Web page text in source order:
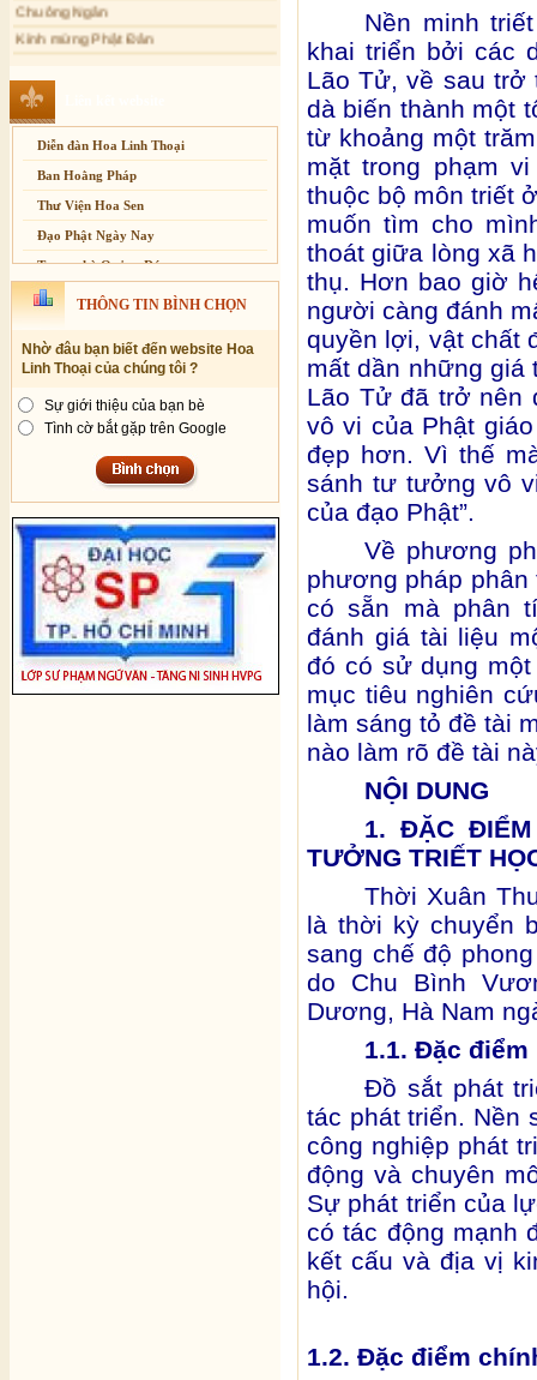
Tịnh xá Ngọc Đăng khai giảng Thiền
dành cho Người bận rộn
Kính mừng Phật Đản
Anh không chết đâu em
Diễn đàn Hoa Linh Thoại
Ban Hoằng Pháp
Thư Viện Hoa Sen
Đạo Phật Ngày Nay
Trang nhà Quảng Đức
Báo Giác Ngộ
THÔNG TIN BÌNH CHỌN
Nhờ đâu bạn biết đến website Hoa
Linh Thoại của chúng tôi ?
Sự giới thiệu của bạn bè
Tình cờ bắt gặp trên Google
Nền minh
khai triển bởi các
Lão Tử, về sau trở
dà biến thành một
từ khoảng một
mặt trong phạm
thuộc bộ môn triết
muốn tìm cho
thoát giữa lòng xã
thụ. Hơn bao giờ
người càng đánh
quyền lợi, vật chất
mất dần những giá
Lão Tử đã trở nên
vô vi của Phật
đẹp hơn. Vì thế
sánh tư tưởng vô
của đạo Phật”.
Về phương
phương pháp
có sẵn mà phân
đánh giá tài liệu
đó có sử dụng
mục tiêu nghiên
làm sáng tỏ đề tài
nào làm rõ đề tài
NỘI DUNG
1. ĐẶC
TƯỞNG TRIẾT
Thời Xuân
là thời kỳ chuyển
sang chế độ
do Chu Bình
Dương, Hà Nam
1.1. Đặc điểm
Đồ sắt phát
tác phát triển. Nền
công nghiệp phát
động và chuyên
Sự phát triển của
có tác động mạnh
kết cấu và địa vị
hội.
1.2. Đặc điểm